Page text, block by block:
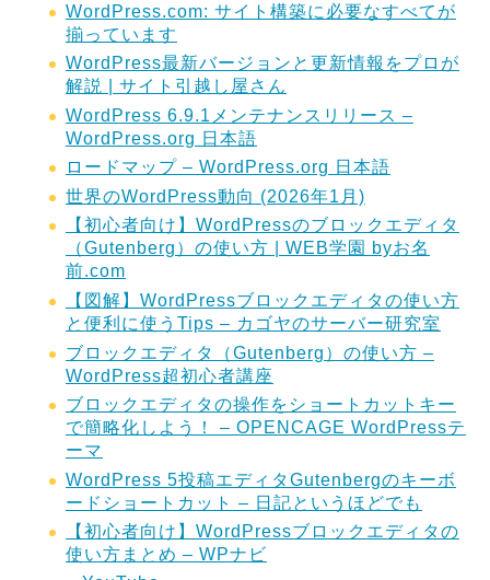
WordPress.com: サイト構築に必要なすべてが
揃っています
WordPress最新バージョンと更新情報をプロが
解説 | サイト引越し屋さん
WordPress 6.9.1メンテナンスリリース –
WordPress.org 日本語
ロードマップ – WordPress.org 日本語
世界のWordPress動向 (2026年1月)
【初心者向け】WordPressのブロックエディタ
（Gutenberg）の使い方 | WEB学園 byお名
前.com
【図解】WordPressブロックエディタの使い方
と便利に使うTips – カゴヤのサーバー研究室
ブロックエディタ（Gutenberg）の使い方 –
WordPress超初心者講座
ブロックエディタの操作をショートカットキー
で簡略化しよう！ – OPENCAGE WordPressテ
ーマ
WordPress 5投稿エディタGutenbergのキーボ
ードショートカット – 日記というほどでも
【初心者向け】WordPressブロックエディタの
使い方まとめ – WPナビ